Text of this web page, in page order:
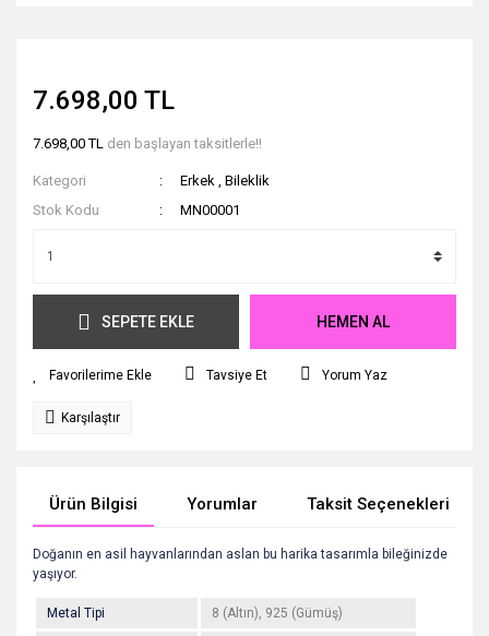
7.698,00 TL
7.698,00 TL den başlayan taksitlerle!!
Kategori Erkek ,Bileklik
Stok Kodu
MN00001
SEPETE EKLE HEMEN AL
Tavsiye Et Yorum Yaz
Karşılaştır
Ürün Bilgisi Yorumlar Taksit Seçenekleri
Doğanın en asil hayvanlarından aslan bu harika tasarımla bileğinizde
yaşıyor.
Metal Tipi 8 (Altın), 925 (Gümüş)